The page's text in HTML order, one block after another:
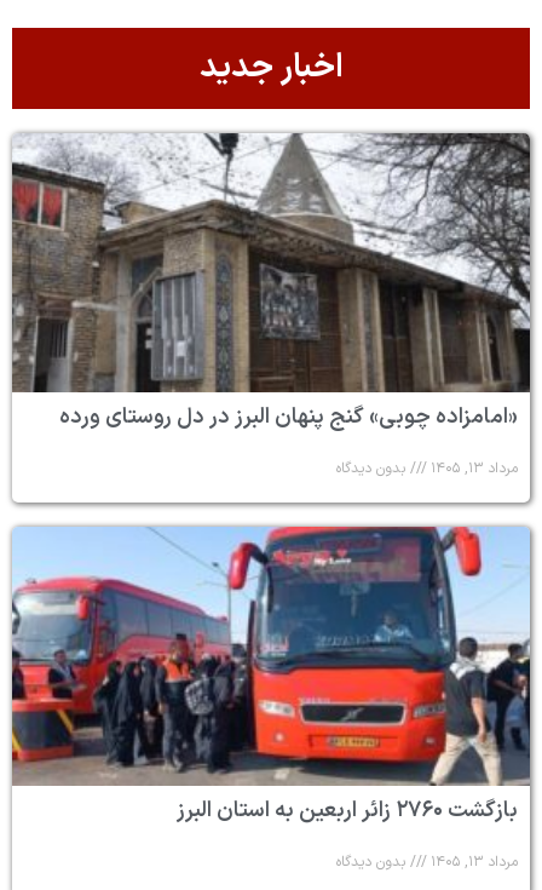
اخبار جدید
«امامزاده چوبی» گنج پنهان البرز در دل روستای ورده
مرداد ۱۳, ۱۴۰۵ بدون دیدگاه
بازگشت ۲۷۶۰ زائر اربعین به استان البرز
مرداد ۱۳, ۱۴۰۵ بدون دیدگاه